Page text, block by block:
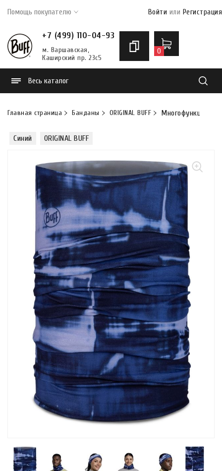
Помощь покупателю Войти или Регистрация
+7 (499) 110-04-93
м. Варшавская,
Каширский пр. 23с5
0
Весь каталог
Главная страница Банданы ORIGINAL BUFF
Синий ORIGINAL BUFF